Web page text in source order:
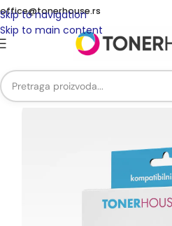
Skip to navigation
Skip to main content
office@tonerhouse.rs
Početna